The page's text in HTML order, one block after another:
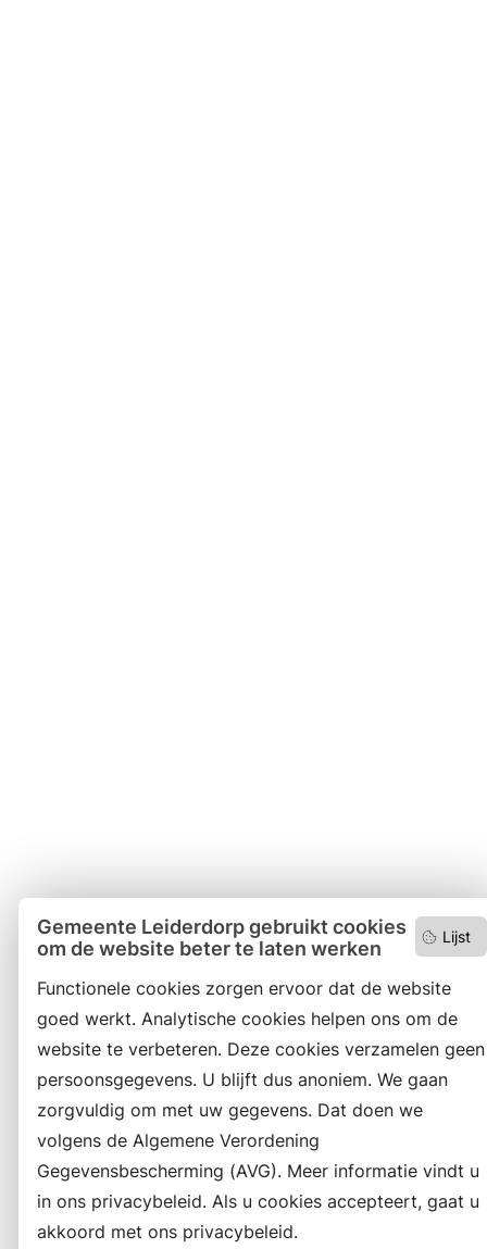
Lijst
Gemeente Leiderdorp gebruikt cookies
om de website beter te laten werken
Functionele cookies zorgen ervoor dat de website
goed werkt. Analytische cookies helpen ons om de
website te verbeteren. Deze cookies verzamelen geen
persoonsgegevens. U blijft dus anoniem. We gaan
zorgvuldig om met uw gegevens. Dat doen we
volgens de Algemene Verordening
Gegevensbescherming (AVG). Meer informatie vindt u
in ons privacybeleid. Als u cookies accepteert, gaat u
akkoord met ons privacybeleid.